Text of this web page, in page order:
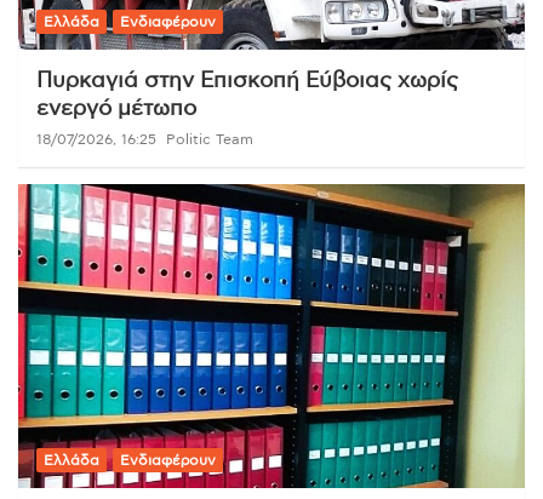
Ελλάδα Ενδιαφέρουν
Πυρκαγιά στην Επισκοπή Εύβοιας χωρίς
ενεργό μέτωπο
18/07/2026, 16:25 Politic Team
Ελλάδα Ενδιαφέρουν